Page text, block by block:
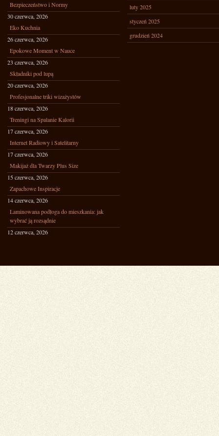
Bezpieczeństwo i Normy
30 czerwca, 2026
Eko Kuchnia
26 czerwca, 2026
Epokowe Moment w Nauce
23 czerwca, 2026
Składniki pod lupą
20 czerwca, 2026
Profesjonalne triki wizażystów
18 czerwca, 2026
Treningi na Spalanie Kalorii
17 czerwca, 2026
Internet Radiowy i Satelitarny
17 czerwca, 2026
Makijaż dla Twarzy Plus Size
15 czerwca, 2026
Zapachowe Inspiracje
14 czerwca, 2026
Laminowana podłoga do mieszkania: jak
wybrać ją rozsądnie
12 czerwca, 2026
luty 2025
styczeń 2025
grudzień 2024